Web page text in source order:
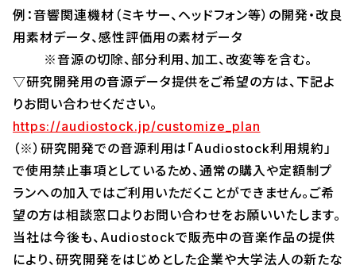
例：音響関連機材（ミキサー、ヘッドフォン等）の開発・改良
用素材データ、感性評価用の素材データ
※音源の切除、部分利用、加工、改変等を含む。
▽研究開発用の音源データ提供をご希望の方は、下記よ
りお問い合わせください。
https://audiostock.jp/customize_plan
（※）研究開発での音源利用は「Audiostock利用規約」
で使用禁止事項としているため、通常の購入や定額制プ
ランへの加入ではご利用いただくことができません。ご希
望の方は相談窓口よりお問い合わせをお願いいたします。
当社は今後も、Audiostockで販売中の音楽作品の提供
により、研究開発をはじめとした企業や大学法人の新たな